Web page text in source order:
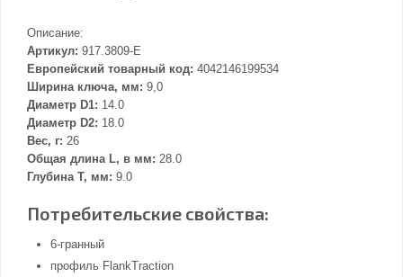
Описание:
Артикул: 917.3809-E
Европейский товарный код: 4042146199534
Ширина ключа, мм: 9,0
Диаметр D1: 14.0
Диаметр D2: 18.0
Вес, г: 26
Общая длина L, в мм: 28.0
Глубина Т, мм: 9.0
Потребительские свойства:
6-гранный
профиль FlankTraction